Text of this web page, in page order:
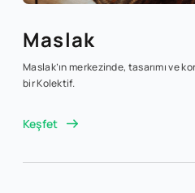
Maslak
Maslak’ın merkezinde, tasarımı ve
bir Kolektif.
Keşfet